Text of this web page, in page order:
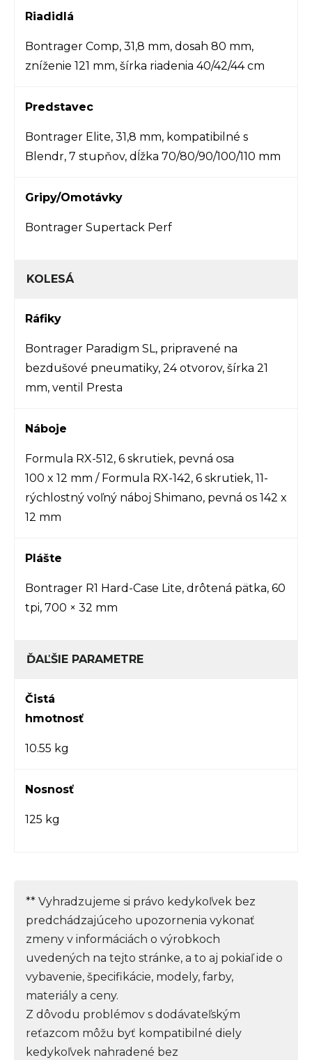
Riadidlá
Bontrager Comp, 31,8 mm, dosah 80 mm,
zníženie 121 mm, šírka riadenia 40/42/44 cm
Predstavec
Bontrager Elite, 31,8 mm, kompatibilné s
Blendr, 7 stupňov, dĺžka 70/80/90/100/110 mm
Gripy/Omotávky
Bontrager Supertack Perf
KOLESÁ
Ráfiky
Bontrager Paradigm SL, pripravené na
bezdušové pneumatiky, 24 otvorov, šírka 21
mm, ventil Presta
Náboje
Formula RX-512, 6 skrutiek, pevná osa
100 x 12 mm / Formula RX-142, 6 skrutiek, 11-
rýchlostný voľný náboj Shimano, pevná os 142 x
12 mm
Plášte
Bontrager R1 Hard-Case Lite, drôtená pätka, 60
tpi, 700 × 32 mm
ĎAĽŠIE PARAMETRE
Čistá
hmotnosť
10.55 kg
Nosnosť
125 kg
** Vyhradzujeme si právo kedykoľvek bez
predchádzajúceho upozornenia vykonať
zmeny v informáciách o výrobkoch
uvedených na tejto stránke, a to aj pokiaľ ide o
vybavenie, špecifikácie, modely, farby,
materiály a ceny.
Z dôvodu problémov s dodávateľským
reťazcom môžu byť kompatibilné diely
kedykoľvek nahradené bez